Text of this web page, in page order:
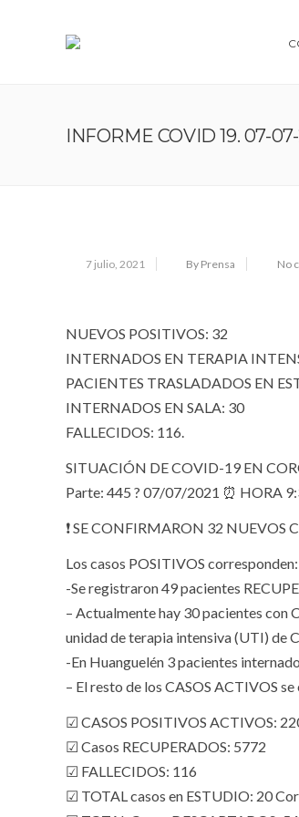
INFORME COVID 19. 07-
7 julio, 2021 By Prensa No
NUEVOS POSITIVOS: 32
INTERNADOS EN TERAPIA
PACIENTES TRASLADADOS EN
INTERNADOS EN SALA: 30
FALLECIDOS: 116.
SITUACIÓN DE COVID-19 EN
Parte: 445 ? 07/07/2021 ⏰ HORA
❗ SE CONFIRMARON 32 NUEVOS
Los casos POSITIVOS
-Se registraron 49 pacientes
– Actualmente hay 30 pacientes
unidad de terapia intensiva (UTI) de
-En Huanguelén 3 pacientes
– El resto de los CASOS ACTIVOS
☑ CASOS POSITIVOS ACTIVOS:
☑ Casos RECUPERADOS: 5772
☑ FALLECIDOS: 116
☑ TOTAL casos en ESTUDIO: 20